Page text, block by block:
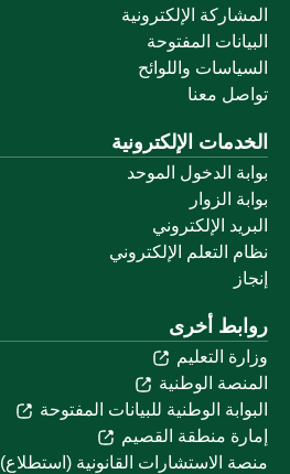
المشاركة الإلكترونية
البيانات المفتوحة
السياسات واللوائح
تواصل معنا
الخدمات الإلكترونية
بوابة الدخول الموحد
بوابة الزوار
البريد الإلكتروني
نظام التعلم الإلكتروني
إنجاز
روابط أخرى
وزارة التعليم
المنصة الوطنية
البوابة الوطنية للبيانات المفتوحة
إمارة منطقة القصيم
منصة الاستشارات القانونية (استطلاع)